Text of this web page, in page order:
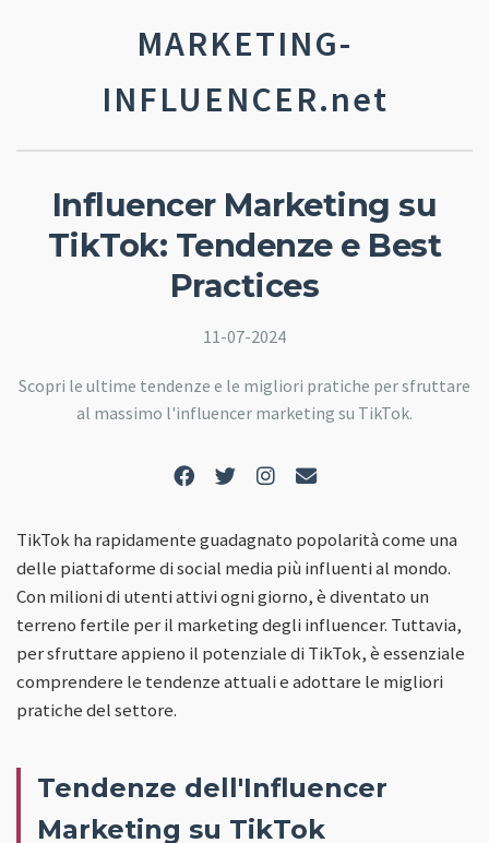
MARKETING-
INFLUENCER.net
Influencer Marketing su
TikTok: Tendenze e Best
Practices
11-07-2024
Scopri le ultime tendenze e le migliori pratiche per sfruttare
al massimo l'influencer marketing su TikTok.
TikTok ha rapidamente guadagnato popolarità come una
delle piattaforme di social media più influenti al mondo.
Con milioni di utenti attivi ogni giorno, è diventato un
terreno fertile per il marketing degli influencer. Tuttavia,
per sfruttare appieno il potenziale di TikTok, è essenziale
comprendere le tendenze attuali e adottare le migliori
pratiche del settore.
Tendenze dell'Influencer
Marketing su TikTok